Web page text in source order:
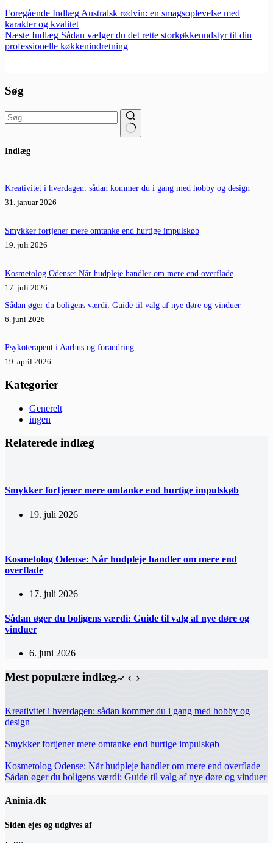
Foregående Indlæg Australsk rødvin: en smagsoplevelse med
karakter og kvalitet
Næste Indlæg Sådan vælger du det rette storkøkkenudstyr til din
professionelle køkkenindretning
Søg
resultater
Indlæg
Kreativitet i hverdagen: sådan kommer du i gang med hobby og design
31. januar 2026
Smykker fortjener mere omtanke end hurtige impulskøb
19. juli 2026
Kosmetolog Odense: Når hudpleje handler om mere end overflade
17. juli 2026
Sådan øger du boligens værdi: Guide til valg af nye døre og vinduer
6. juni 2026
Psykoterapeut i Aarhus og forandring
19. april 2026
Kategorier
Generelt
ingen
Relaterede indlæg
Smykker fortjener mere omtanke end hurtige impulskøb
19. juli 2026
Kosmetolog Odense: Når hudpleje handler om mere end
overflade
17. juli 2026
Sådan øger du boligens værdi: Guide til valg af nye døre og
vinduer
6. juni 2026
Mest populære indlæg
Kreativitet i hverdagen: sådan kommer du i gang med hobby og
design
Smykker fortjener mere omtanke end hurtige impulskøb
Kosmetolog Odense: Når hudpleje handler om mere end overflade
Sådan øger du boligens værdi: Guide til valg af nye døre og vinduer
Aninia.dk
Siden ejes og udgives af